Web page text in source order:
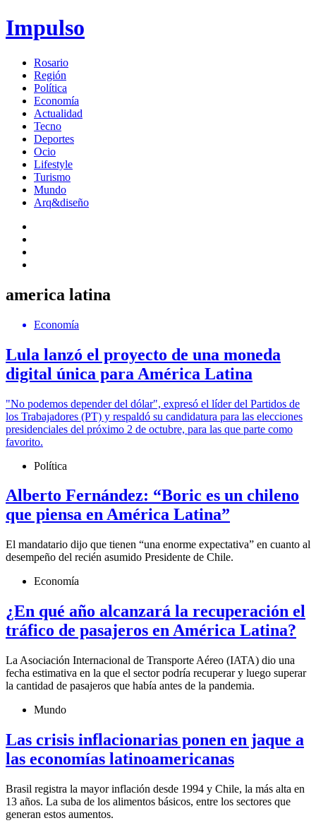
Impulso
Rosario
Región
Política
Economía
Actualidad
Tecno
Deportes
Ocio
Lifestyle
Turismo
Mundo
Arq&diseño
america latina
Economía
Lula lanzó el proyecto de una moneda
digital única para América Latina
"No podemos depender del dólar", expresó el líder del Partidos de
los Trabajadores (PT) y respaldó su candidatura para las elecciones
presidenciales del próximo 2 de octubre, para las que parte como
favorito.
Política
Alberto Fernández: “Boric es un chileno
que piensa en América Latina”
El mandatario dijo que tienen “una enorme expectativa” en cuanto al
desempeño del recién asumido Presidente de Chile.
Economía
¿En qué año alcanzará la recuperación el
tráfico de pasajeros en América Latina?
La Asociación Internacional de Transporte Aéreo (IATA) dio una
fecha estimativa en la que el sector podría recuperar y luego superar
la cantidad de pasajeros que había antes de la pandemia.
Mundo
Las crisis inflacionarias ponen en jaque a
las economías latinoamericanas
Brasil registra la mayor inflación desde 1994 y Chile, la más alta en
13 años. La suba de los alimentos básicos, entre los sectores que
generan estos aumentos.